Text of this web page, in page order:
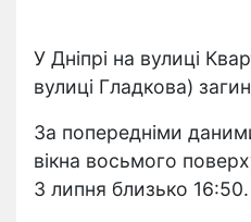
У Дніпрі на вулиці
вулиці Гладкова)
За попередніми
вікна восьмого
3 липня близько 16:50.